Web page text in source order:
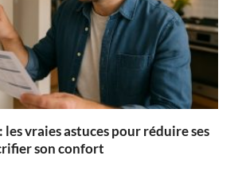
vraies astuces pour réduire ses
son confort